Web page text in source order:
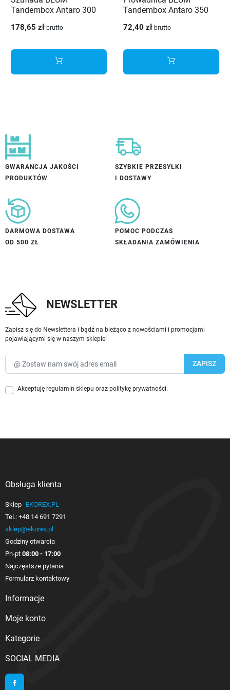
Tandembox Antaro 300
30kg
178,65 zł brutto
Tandembox Antaro 350
72,40 zł brutto
GWARANCJA JAKOŚCI
PRODUKTÓW
SZYBKIE PRZESYŁKI
I DOSTAWY
DARMOWA DOSTAWA
OD 500 ZŁ
POMOC PODCZAS
SKŁADANIA ZAMÓWIENIA
NEWSLETTER
Zapisz się do Newslettera i bądź na bieżąco z nowościami i promocjami
pojawiającymi się w naszym sklepie!
Akceptuję regulamin sklepu oraz politykę prywatności.
Obsługa klienta
Sklep EKOREX.PL
Tel.: +48 14 691 7291
sklep@ekorex.pl
Godziny otwarcia
Pn-pt 08:00 - 17:00
Najczęstsze pytania
Formularz kontaktowy
Informacje
Moje konto
Kategorie
SOCIAL MEDIA